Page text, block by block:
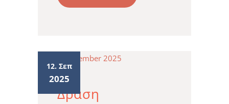
12. Σεπ
2025
Δράση